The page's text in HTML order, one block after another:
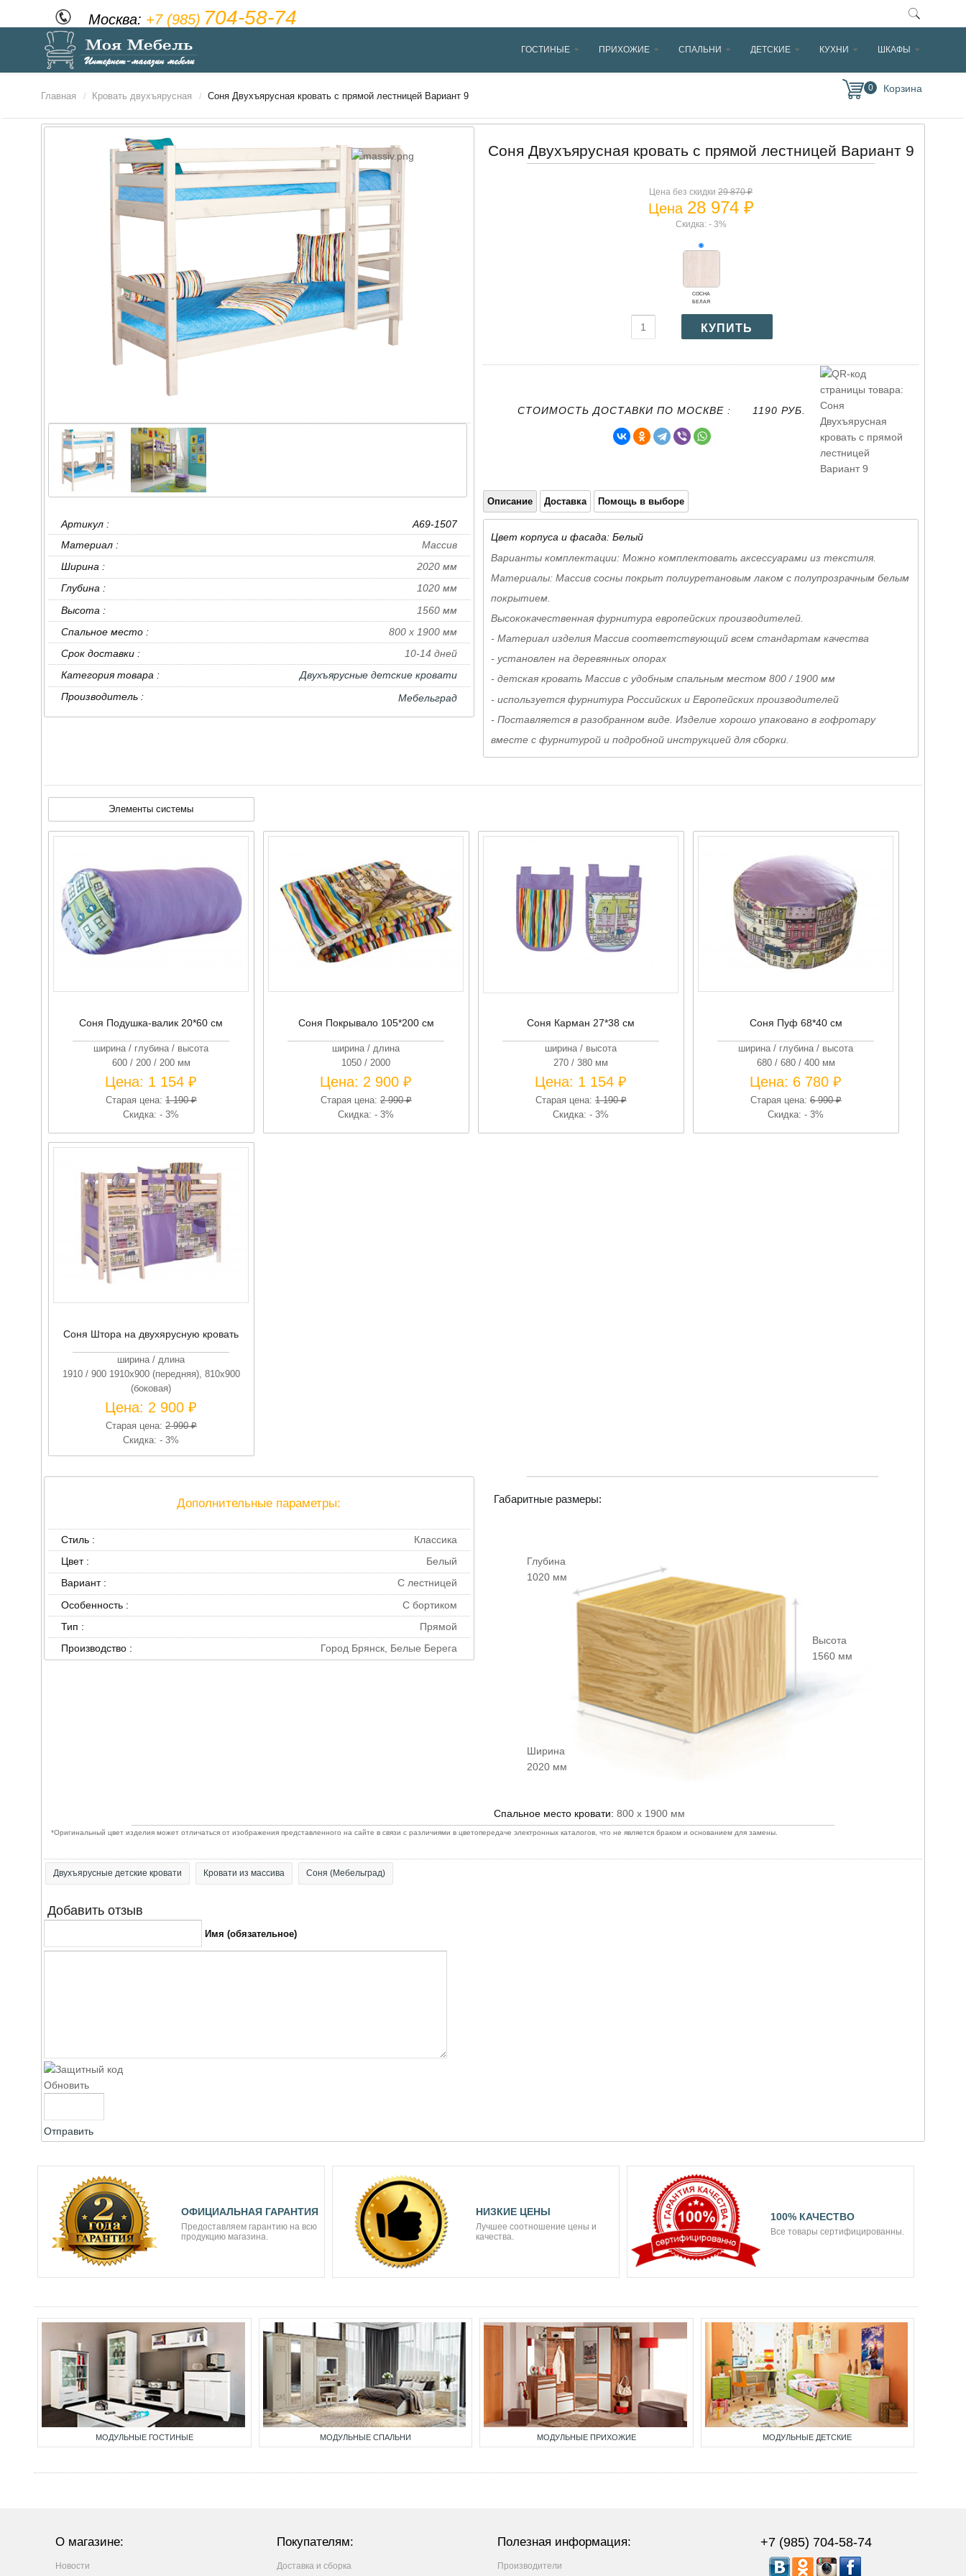
Москва: +7 (985) 704-58-74
ГОСТИНЫЕ ПРИХОЖИЕ СПАЛЬНИ ДЕТСКИЕ КУХНИ ШКАФЫ
Главная / Кровать двухъярусная / Соня Двухъярусная кровать с прямой лестницей Вариант 9
0
Артикул :
A69-1507
Материал :
Массив
Ширина :
2020 мм
Глубина :
1020 мм
Высота :
1560 мм
Спальное место :
800 х 1900 мм
Срок доставки :
10-14 дней
Категория товара :
Двухъярусные детские кровати
Производитель :
Мебельград
Соня Двухъярусная кровать с прямой лестницей Вариант 9
Цена без скидки 29 870 ₽
Цена 28 974 ₽
Скидка: - 3%
СОСНА
БЕЛАЯ
СТОИМОСТЬ ДОСТАВКИ ПО МОСКВЕ : 1190 РУБ.
Описание Доставка Помощь в выборе
Цвет корпуса и фасада: Белый
Варианты комплектации: Можно комплектовать аксессуарами из текстиля.
Материалы: Массив сосны покрыт полиуретановым лаком с полупрозрачным белым
покрытием.
Высококачественная фурнитура европейских производителей.
- Материал изделия Массив соответствующий всем стандартам качества
- установлен на деревянных опорах
- детская кровать Массив с удобным спальным местом 800 / 1900 мм
- используется фурнитура Российских и Европейских производителей
- Поставляется в разобранном виде. Изделие хорошо упаковано в гофротару
вместе с фурнитурой и подробной инструкцией для сборки.
Элементы системы
Соня Подушка-валик 20*60 см
ширина / глубина / высота
600 / 200 / 200 мм
Цена: 1 154 ₽
Старая цена: 1 190 ₽
Скидка: - 3%
Соня Покрывало 105*200 см
ширина / длина
1050 / 2000
Цена: 2 900 ₽
Старая цена: 2 990 ₽
Скидка: - 3%
Соня Карман 27*38 см
ширина / высота
270 / 380 мм
Цена: 1 154 ₽
Старая цена:1 190 ₽
Скидка: - 3%
Соня Пуф 68*40 см
ширина / глубина / высота
680 / 680 / 400 мм
Цена: 6 780 ₽
Старая цена:6 990 ₽
Скидка: - 3%
Соня Штора на двухярусную кровать
ширина / длина
1910 / 900 1910х900 (передняя), 810х900
(боковая)
Цена: 2 900 ₽
Старая цена: 2 990 ₽
Скидка: - 3%
Дополнительные параметры:
Стиль :
Классика
Цвет :
Белый
Вариант :
С лестницей
Особенность :
С бортиком
Тип :
Прямой
Производство :
Город Брянск, Белые Берега
Габаритные размеры:
Ширина
2020 мм
Высота
1560 мм
Глубина
1020 мм
Спальное место кровати: 800 х 1900 мм
*Оригинальный цвет изделия может отличаться от изображения представленного на сайте в связи с различиями в цветопередаче электронных каталогов, что не является браком и основанием для замены.
Двухъярусные детские кровати Кровати из массива Соня (Мебельград)
Добавить отзыв
Имя (обязательное)
Обновить
Отправить
ОФИЦИАЛЬНАЯ ГАРАНТИЯ
Предоставляем гарантию на всю
продукцию магазина.
НИЗКИЕ ЦЕНЫ
Лучшее соотношение цены и
качества.
100% КАЧЕСТВО
Все товары сертифицированны.
МОДУЛЬНЫЕ ГОСТИНЫЕ МОДУЛЬНЫЕ СПАЛЬНИ МОДУЛЬНЫЕ ПРИХОЖИЕ МОДУЛЬНЫЕ ДЕТСКИЕ
О магазине:
Новости
Покупателям:
Доставка и сборка
Полезная информация:
Производители
+7 (985) 704-58-74